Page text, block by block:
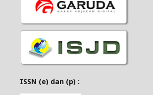
ISSN (e) dan (p) :